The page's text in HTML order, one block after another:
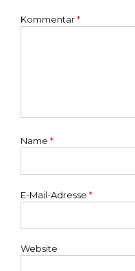
Kommentar*
Name *
E-Mail-Adresse *
Website